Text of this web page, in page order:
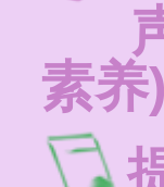
声
素养)